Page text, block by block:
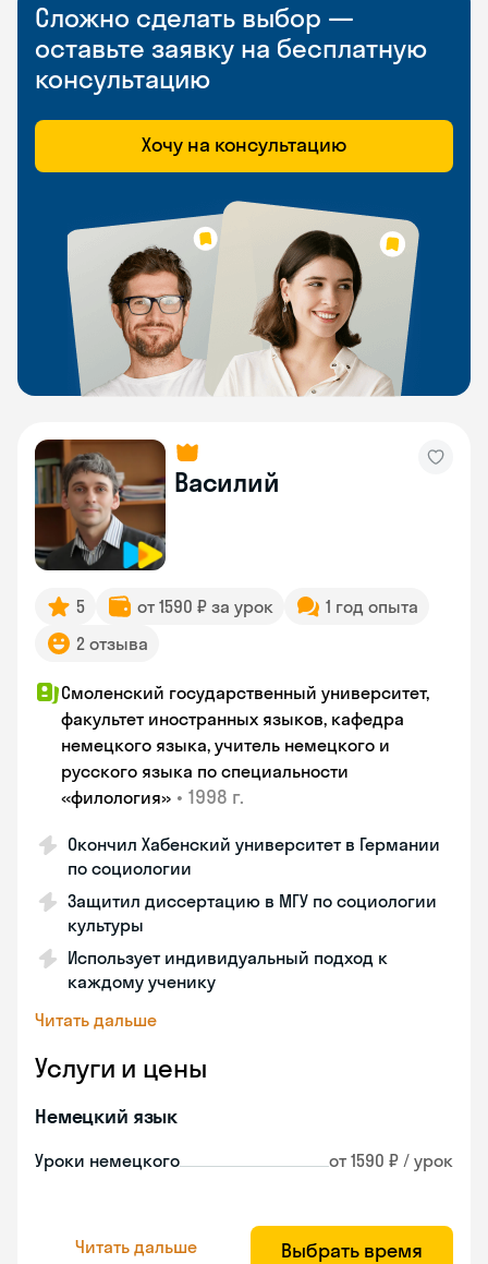
Сложно сделать выбор —
оставьте заявку на бесплатную
консультацию
Хочу на консультацию
Василий
5 от 1590 ₽ за урок
1 год опыта
2 отзыва
Смоленский государственный университет,
факультет иностранных языков, кафедра
немецкого языка, учитель немецкого и
русского языка по специальности
«филология» • 1998 г.
Окончил Хабенский университет в Германии
по социологии
Защитил диссертацию в МГУ по социологии
культуры
Использует индивидуальный подход к
каждому ученику
Читать дальше
Услуги и цены
Немецкий язык
Уроки немецкого от 1590 ₽ / урок
Читать дальше Выбрать время